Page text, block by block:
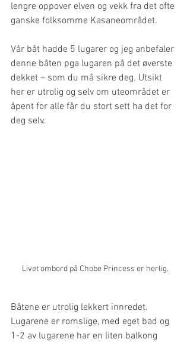
lengre oppover elven og vekk fra det ofte
ganske folksomme Kasaneområdet.
Vår båt hadde 5 lugarer og jeg anbefaler
denne båten pga lugaren på det øverste
dekket – som du må sikre deg. Utsikt
her er utrolig og selv om uteområdet er
åpent for alle får du stort sett ha det for
deg selv.
Livet ombord på Chobe Princess er herlig.
Båtene er utrolig lekkert innredet.
Lugarene er romslige, med eget bad og
1-2 av lugarene har en liten balkong